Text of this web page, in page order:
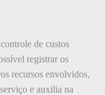
de custos
registrar os
recursos envolvidos,
e auxilia na